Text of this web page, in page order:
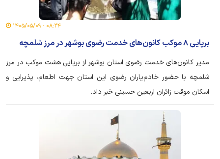
۰۸:۲۴ - ۱۴۰۵/۰۵/۰۹
برپایی ۸ موکب کانون‌های خدمت رضوی بوشهر در مرز شلمچه
مدیر کانون‌های خدمت رضوی استان بوشهر از برپایی هشت موکب در مرز
شلمچه با حضور خادم‌یاران رضوی این استان جهت اطعام، پذیرایی و
اسکان موقت زائران اربعین حسینی خبر داد.